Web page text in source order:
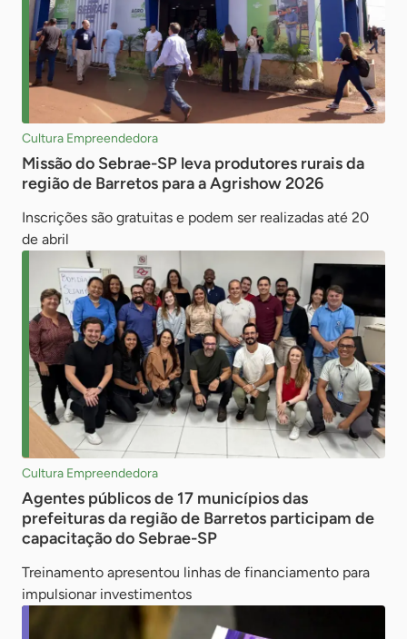
Cultura Empreendedora
Missão do Sebrae-SP leva produtores rurais da
região de Barretos para a Agrishow 2026
Inscrições são gratuitas e podem ser realizadas até 20
de abril
Cultura Empreendedora
Agentes públicos de 17 municípios das
prefeituras da região de Barretos participam de
capacitação do Sebrae-SP
Treinamento apresentou linhas de financiamento para
impulsionar investimentos